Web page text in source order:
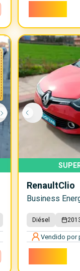
RenaultClio
Business
Diésel
Vendido por